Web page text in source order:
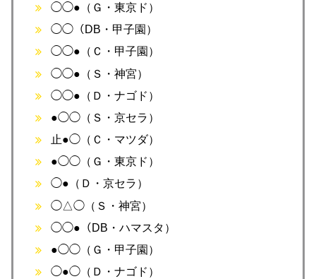
◯◯●（Ｇ・東京ド）
◯◯（DB・甲子園）
◯◯●（Ｃ・甲子園）
◯◯●（Ｓ・神宮）
◯◯●（Ｄ・ナゴド）
●◯◯（Ｓ・京セラ）
止●◯（Ｃ・マツダ）
●◯◯（Ｇ・東京ド）
◯●（Ｄ・京セラ）
◯△◯（Ｓ・神宮）
◯◯●（DB・ハマスタ）
●◯◯（Ｇ・甲子園）
◯●◯（Ｄ・ナゴド）